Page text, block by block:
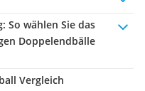
: So wählen Sie das
Doppelendbälle
Vergleich